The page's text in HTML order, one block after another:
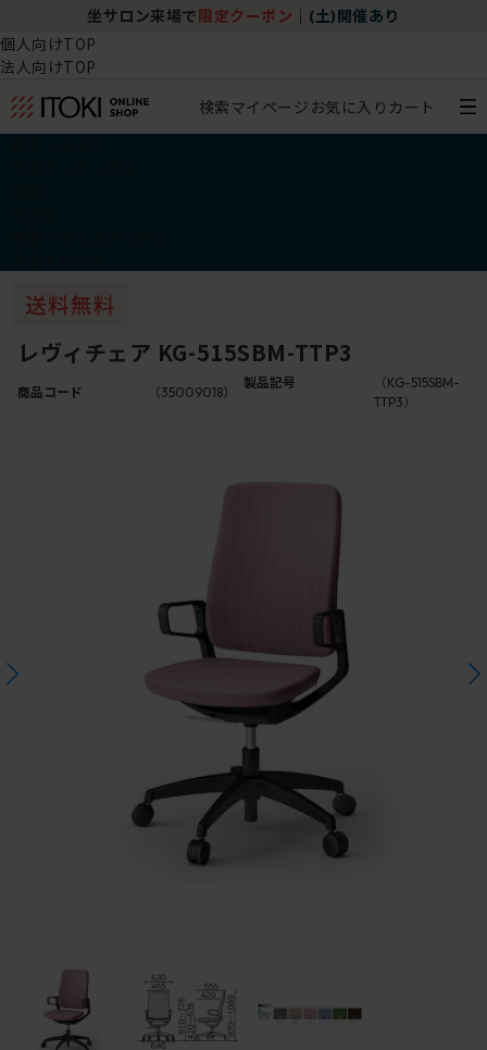
坐サロン来場で 限定クーポン (土)開催あり
個人向けTOP
法人向けTOP
検索マイページ お気に入り カート
レヴィチェア KG-515SBM-TTP3
商品コード （35009018）
製品記号
（KG-515SBM-
TTP3）